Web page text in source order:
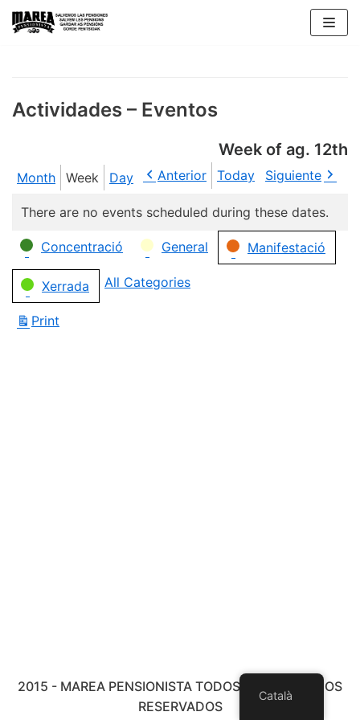
Skip
Actividades – Eventos
Week of ag. 12th
Month Week Day Anterior Today Siguiente
There are no events scheduled during these dates.
Categories
Concentració General Manifestació
Xerrada All Categories
Print
2015 - MAREA PENSIONISTA TODOS LOS DERECHOS
RESERVADOS
Català